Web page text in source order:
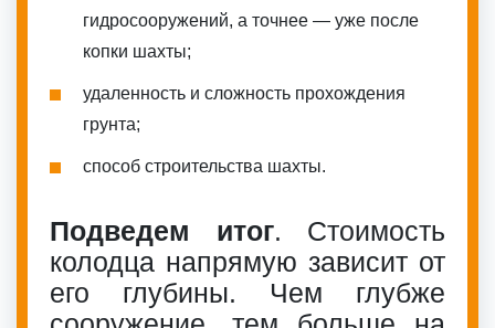
гидросооружений, а точнее — уже после
копки шахты;
удаленность и сложность прохождения
грунта;
способ строительства шахты.
Подведем итог. Стоимость
колодца напрямую зависит от
его глубины. Чем глубже